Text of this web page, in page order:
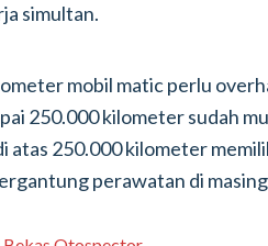
simultan.
mobil matic perlu
250.000 kilometer sudah
atas 250.000 kilometer
perawatan di